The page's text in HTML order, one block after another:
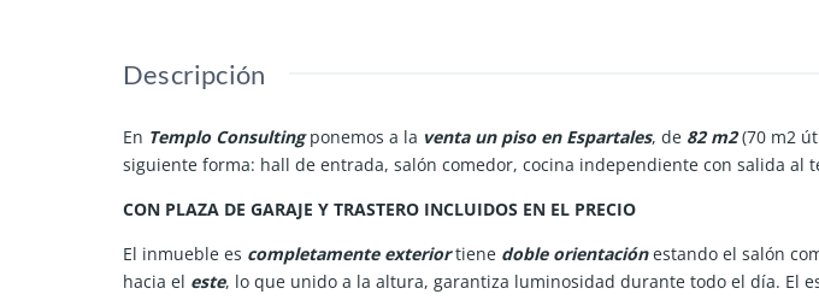
Descripción
En Templo Consultingponemos a la venta un piso en Espartales, de 82 m2 (70 m2
siguiente forma: hall de entrada, salón comedor, cocina independiente con salida
CON PLAZA DE GARAJE Y TRASTERO INCLUIDOS EN EL PRECIO
El inmueble es completamente exteriortiene doble orientaciónestando el salón
hacia el este, lo que unido a la altura, garantiza luminosidad durante todo el día. El